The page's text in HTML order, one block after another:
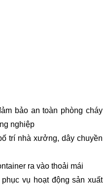
bảo an toàn phòng cháy
nghiệp
trí nhà xưởng, dây chuyền
ra vào thoải mái
vụ hoạt động sản xuất